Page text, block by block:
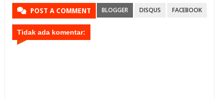
POST A COMMENT BLOGGER DISQUS FACEBOOK
Tidak ada komentar: